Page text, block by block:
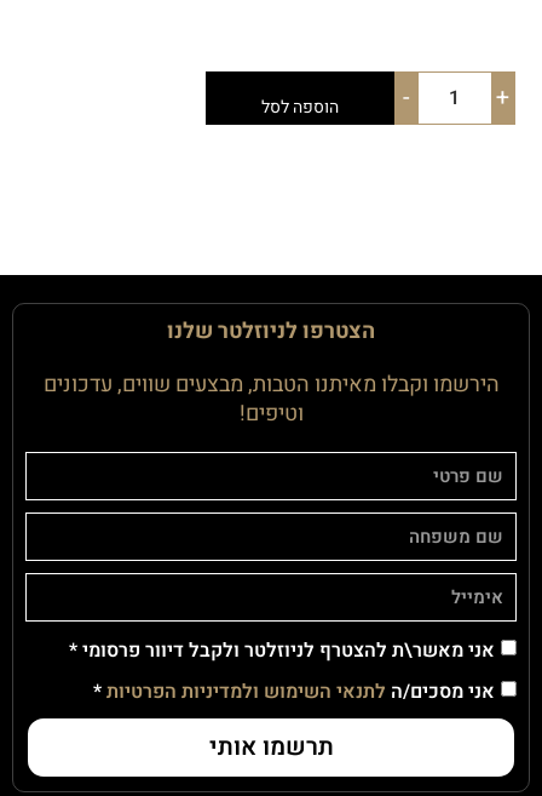
- + הוספה לסל
הצטרפו לניוזלטר שלנו
הירשמו וקבלו מאיתנו הטבות, מבצעים שווים, עדכונים
וטיפים!
אני מאשר\ת להצטרף לניוזלטר ולקבל דיוור פרסומי *
אני מסכים/ה לתנאי השימוש ולמדיניות הפרטיות*
תרשמו אותי